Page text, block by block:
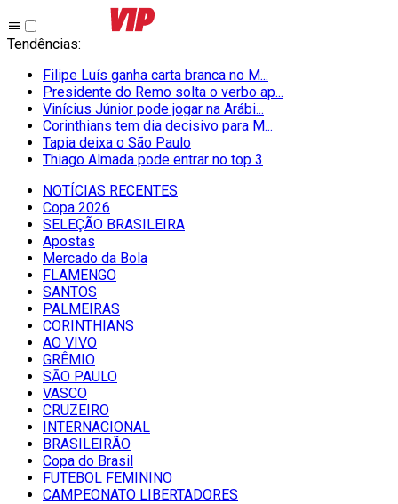
Tendências:
Filipe Luís ganha carta branca no M...
Presidente do Remo solta o verbo ap...
Vinícius Júnior pode jogar na Arábi...
Corinthians tem dia decisivo para M...
Tapia deixa o São Paulo
Thiago Almada pode entrar no top 3
NOTÍCIAS RECENTES
Copa 2026
SELEÇÃO BRASILEIRA
Apostas
Mercado da Bola
FLAMENGO
SANTOS
PALMEIRAS
CORINTHIANS
AO VIVO
GRÊMIO
SĀO PAULO
VASCO
CRUZEIRO
INTERNACIONAL
BRASILEIRÃO
Copa do Brasil
FUTEBOL FEMININO
CAMPEONATO LIBERTADORES